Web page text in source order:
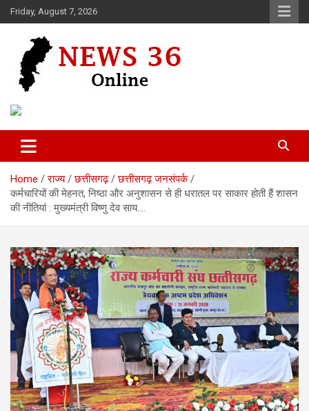
Skip
to
Friday, August 7, 2026
News 36
Home राज्य छत्तीसगढ़
छत्तीसगढ़ जनसंपर्क
कर्मचारियों की मेहनत, निष्ठा और अनुशासन से ही धरातल पर साकार होती हैं शासन
की नीतियां : मुख्यमंत्री विष्णु देव साय….